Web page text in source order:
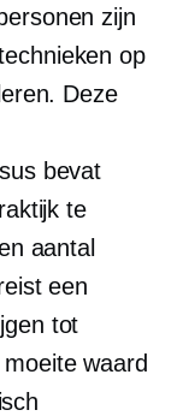
zijn
op
Deze
bevat
te
aantal
een
tot
waard